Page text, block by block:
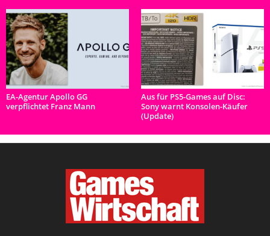
EA-Agentur Apollo GG
verpflichtet Franz Mann
Aus für PS5-Games auf Disc:
Sony warnt Konsolen-Käufer
(Update)